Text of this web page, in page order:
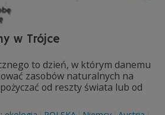
w Trójce
to dzień, w którym danemu
zasobów naturalnych na
od reszty świata lub od